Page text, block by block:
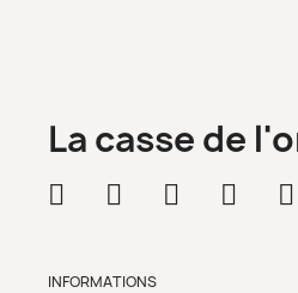
La casse de
INFORMATIONS